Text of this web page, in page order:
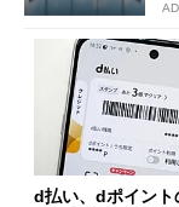
d払い、dポイント